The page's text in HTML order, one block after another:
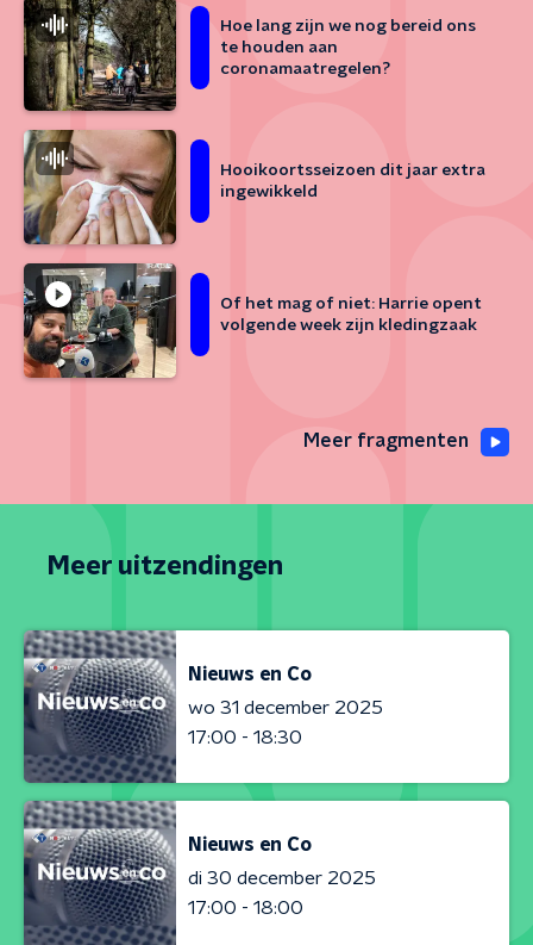
Hoe lang zijn we nog bereid ons
te houden aan
coronamaatregelen?
Hooikoortsseizoen dit jaar extra
ingewikkeld
Of het mag of niet: Harrie opent
volgende week zijn kledingzaak
Meer fragmenten
Meer uitzendingen
Nieuws en Co
wo 31 december 2025
17:00 - 18:30
Nieuws en Co
di 30 december 2025
17:00 - 18:00